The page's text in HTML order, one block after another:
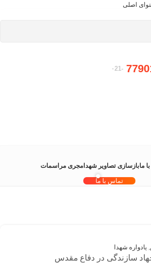
اصلی
-۰21
مابازسازی تصاویر شهدا مجری مراسمات
تماس با ما
یادواره شهدا
سازندگی در دفاع مقدس